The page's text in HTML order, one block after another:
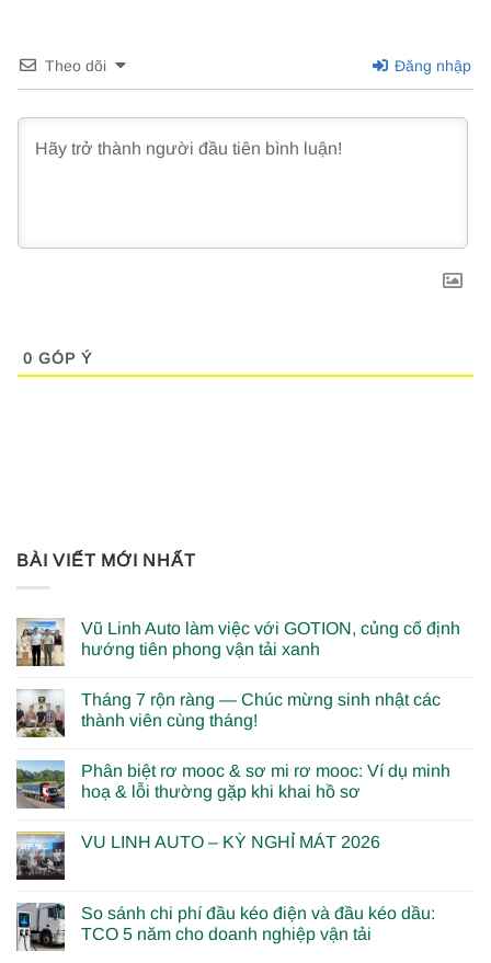
Theo dõi Đăng nhập
0 GÓP Ý
BÀI VIẾT MỚI NHẤT
Vũ Linh Auto làm việc với GOTION, củng cố định
hướng tiên phong vận tải xanh
Tháng 7 rộn ràng — Chúc mừng sinh nhật các
thành viên cùng tháng!
Phân biệt rơ mooc & sơ mi rơ mooc: Ví dụ minh
hoạ & lỗi thường gặp khi khai hồ sơ
VU LINH AUTO – KỲ NGHỈ MÁT 2026
So sánh chi phí đầu kéo điện và đầu kéo dầu:
TCO 5 năm cho doanh nghiệp vận tải